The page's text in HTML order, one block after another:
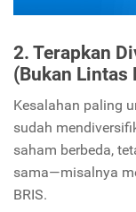
2. Terapkan
(Bukan Lintas
Kesalahan paling
sudah
saham berbeda,
sama—misalnya
BRIS.